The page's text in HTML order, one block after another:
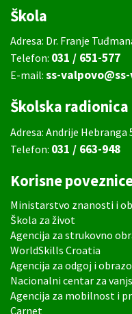
Škola
Adresa: Dr. Franje
Telefon: 031 / 651-577
E-mail: ss-
Školska radionica
Adresa: Andrije Hebranga
Telefon: 031 / 663-948
Korisne
Ministarstvo znanosti i
Škola za život
Agencija za strukovno
WorldSkills Croatia
Agencija za odgoj i
Nacionalni centar za
Agencija za mobilnost i
Carnet